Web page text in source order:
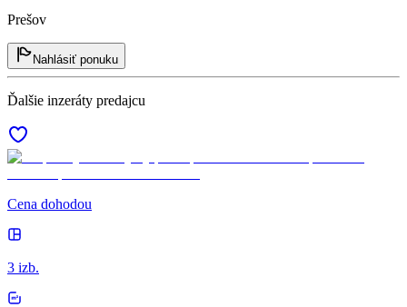
Prešov
Nahlásiť ponuku
Ďalšie inzeráty predajcu
Cena dohodou
3 izb.